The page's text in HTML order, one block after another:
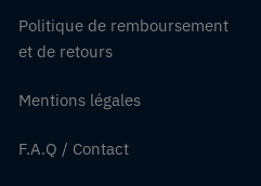
Politique de remboursement
et de retours
Mentions légales
F.A.Q / Contact